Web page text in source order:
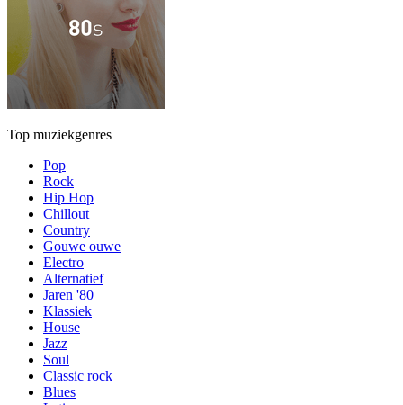
Top muziekgenres
Pop
Rock
Hip Hop
Chillout
Country
Gouwe ouwe
Electro
Alternatief
Jaren '80
Klassiek
House
Jazz
Soul
Classic rock
Blues